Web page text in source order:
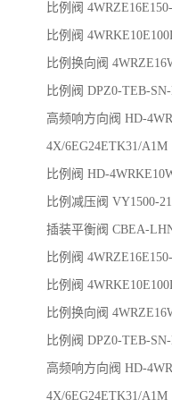
比例阀
比例阀
比例换向阀
比例阀 DPZ0-TEB-
高频响方向阀 HD-
4X/6EG24ETK31/A1M
比例阀 HD-
比例减压阀 VY1500-
插装平衡阀 CBEA-
比例阀
比例阀
比例换向阀
比例阀 DPZ0-TEB-
高频响方向阀 HD-
4X/6EG24ETK31/A1M